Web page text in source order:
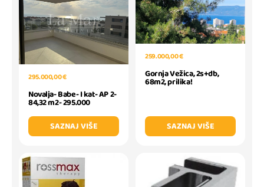
295.000,00 €
Novalja- Babe- I kat- AP 2-
84,32 m2- 295.000
SAZNAJ VIŠE
259.000,00 €
Gornja Vežica, 2s+db,
68m2, prilika!
SAZNAJ VIŠE